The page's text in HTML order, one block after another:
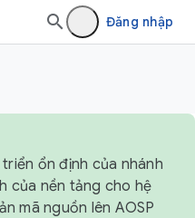
Đăng nhập
ổn định của nhánh
của nền tảng cho hệ
mã nguồn lên AOSP